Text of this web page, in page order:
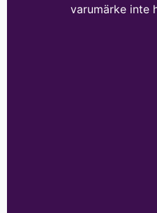
varumärke inte